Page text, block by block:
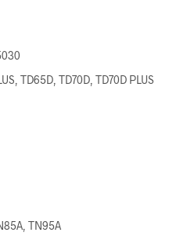
TD65D, TD70D, TD70D PLUS
TN95A